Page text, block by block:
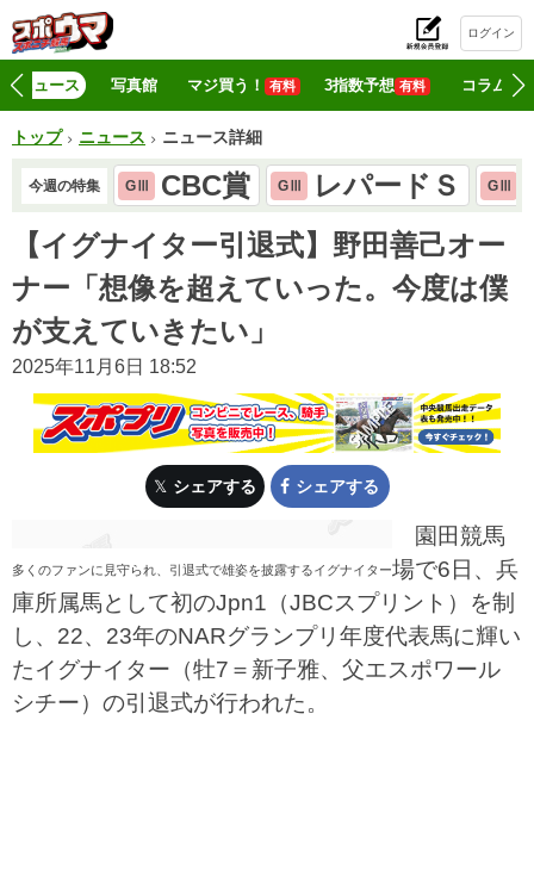
ログイン
ニュース 写真館 マジ買う！ 有料 3指数予想 有料 コラム
トップ ニュース ニュース詳細
今週の特集 GⅢ CBC賞 GⅢ レパードＳ GⅢ
【イグナイター引退式】野田善己オー
ナー「想像を超えていった。今度は僕
が支えていきたい」
2025年11月6日 18:52
シェアする シェアする
多くのファンに見守られ、引退式で雄姿を披露するイグナイター
園田競馬
場で6日、兵
庫所属馬として初のJpn1（JBCスプリント）を制
し、22、23年のNARグランプリ年度代表馬に輝い
たイグナイター（牡7＝新子雅、父エスポワール
シチー）の引退式が行われた。